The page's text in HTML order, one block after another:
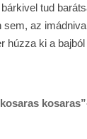
tud
sem, az
húzza ki a bajból